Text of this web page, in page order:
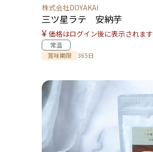
株式会社DOYAKAI
三ツ星ラテ 安納芋
¥ 価格はログイン後に表示されます
常温
賞味期限
365日